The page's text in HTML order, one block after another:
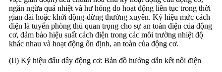
ngăn ngừa quá nhiệt và hư hỏng do hoạt động liên tục trong thời
gian dài hoặc khởi động-dừng thường xuyên. Ký hiệu mức cách
điện là tuyến phòng thủ quan trọng cho sự an toàn điện của động
cơ, đảm bảo hiệu suất cách điện trong các môi trường nhiệt độ
khác nhau và hoạt động ổn định, an toàn của động cơ.
(II) Ký hiệu đấu dây động cơ: Bản đồ hướng dẫn kết nối điện